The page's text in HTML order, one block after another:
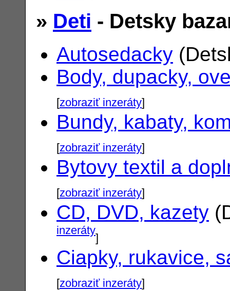
» Deti - Detsky
Autosedacky
Body, dupacky,
[zobraziť inzeráty]
Bundy, kabaty,
[zobraziť inzeráty]
Bytovy textil a
[zobraziť inzeráty]
CD, DVD, kazety
inzeráty]
Ciapky, rukavice,
[zobraziť inzeráty]